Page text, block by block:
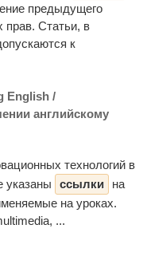
предыдущего
прав. Статьи, в
к
English /
английскому
технологий в
указаны
ссылки
на
на уроках.
...